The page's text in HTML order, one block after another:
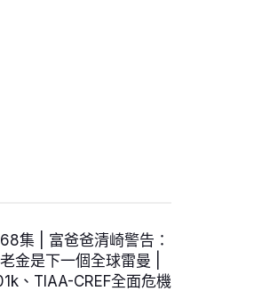
集 | 富爸爸清崎警告：
金是下一個全球雷曼 |
、TIAA-CREF全面危機